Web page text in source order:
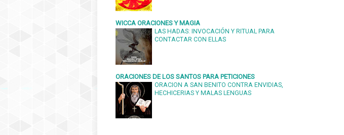
WICCA ORACIONES Y MAGIA
LAS HADAS: INVOCACIÓN Y RITUAL PARA
CONTACTAR CON ELLAS
ORACIONES DE LOS SANTOS PARA PETICIONES
ORACION A SAN BENITO CONTRA ENVIDIAS,
HECHICERIAS Y MALAS LENGUAS